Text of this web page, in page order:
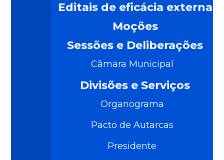
Editais de eficácia externa
Moções
Sessões e Deliberações
Câmara Municipal
Divisões e Serviços
Organograma
Pacto de Autarcas
Presidente